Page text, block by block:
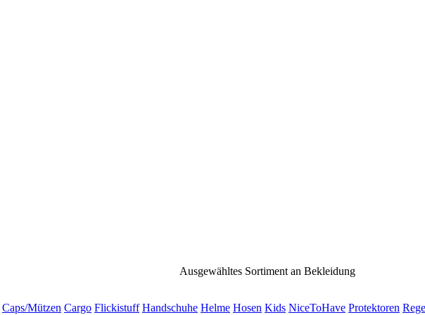
Ausgewähltes Sortiment an Bekleidung
Caps/Mützen Cargo Flickistuff Handschuhe Helme Hosen Kids NiceToHave Protektoren